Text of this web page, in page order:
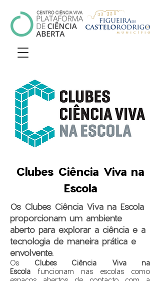
Clubes Ciência Viva na
Escola
Os Clubes Ciência Viva na Escola
proporcionam um ambiente
aberto para explorar a ciência e a
tecnologia de maneira prática e
envolvente.
Os Clubes Ciência Viva na
Escola funcionam nas escolas como